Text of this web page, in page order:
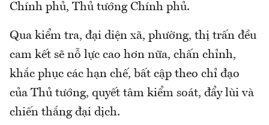
Chính phủ, Thủ tướng Chính phủ.
Qua kiểm tra, đại diện xã, phường, thị trấn đều
cam kết sẽ nỗ lực cao hơn nữa, chấn chỉnh,
khắc phục các hạn chế, bất cập theo chỉ đạo
của Thủ tướng, quyết tâm kiểm soát, đẩy lùi và
chiến thắng đại dịch.